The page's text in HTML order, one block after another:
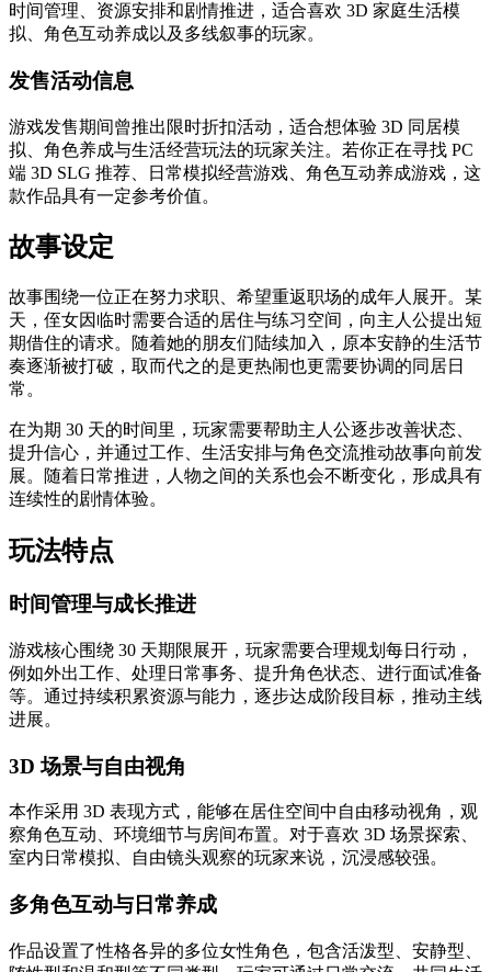
时间管理、资源安排和剧情推进，适合喜欢 3D 家庭生活模
拟、角色互动养成以及多线叙事的玩家。
发售活动信息
游戏发售期间曾推出限时折扣活动，适合想体验 3D 同居模
拟、角色养成与生活经营玩法的玩家关注。若你正在寻找 PC
端 3D SLG 推荐、日常模拟经营游戏、角色互动养成游戏，这
款作品具有一定参考价值。
故事设定
故事围绕一位正在努力求职、希望重返职场的成年人展开。某
天，侄女因临时需要合适的居住与练习空间，向主人公提出短
期借住的请求。随着她的朋友们陆续加入，原本安静的生活节
奏逐渐被打破，取而代之的是更热闹也更需要协调的同居日
常。
在为期 30 天的时间里，玩家需要帮助主人公逐步改善状态、
提升信心，并通过工作、生活安排与角色交流推动故事向前发
展。随着日常推进，人物之间的关系也会不断变化，形成具有
连续性的剧情体验。
玩法特点
时间管理与成长推进
游戏核心围绕 30 天期限展开，玩家需要合理规划每日行动，
例如外出工作、处理日常事务、提升角色状态、进行面试准备
等。通过持续积累资源与能力，逐步达成阶段目标，推动主线
进展。
3D 场景与自由视角
本作采用 3D 表现方式，能够在居住空间中自由移动视角，观
察角色互动、环境细节与房间布置。对于喜欢 3D 场景探索、
室内日常模拟、自由镜头观察的玩家来说，沉浸感较强。
多角色互动与日常养成
作品设置了性格各异的多位女性角色，包含活泼型、安静型、